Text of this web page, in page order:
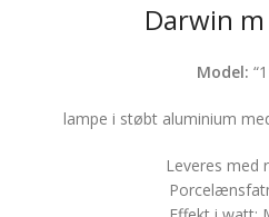
Darwin
Model:
lampe i støbt aluminium
Leveres med